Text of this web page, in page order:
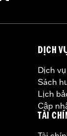
DỊCH
Dịch
Sách
Lịch
Cập
TÀI